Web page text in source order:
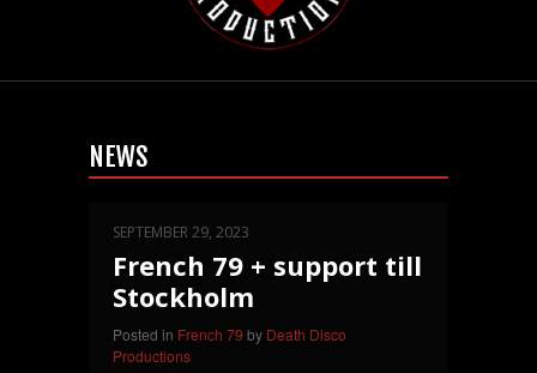
NEWS
SEPTEMBER 29, 2023
French 79 + support till
Stockholm
Posted in French 79 by Death Disco
Productions